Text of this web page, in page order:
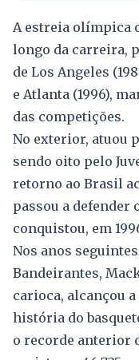
A estreia olímpica
longo da carreira,
de Los Angeles
e Atlanta (1996),
das competições.
No exterior, atuou
sendo oito pelo
retorno ao Brasil
passou a defender
conquistou, em
Nos anos
Bandeirantes,
carioca, alcançou
história do
o recorde anterior